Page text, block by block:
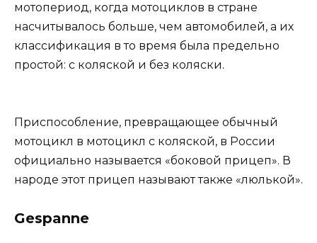
мотопериод, когда мотоциклов в стране
насчитывалось больше, чем автомобилей, а их
классификация в то время была предельно
простой: с коляской и без коляски.
Приспособление, превращающее обычный
мотоцикл в мотоцикл с коляской, в России
официально называется «боковой прицеп». В
народе этот прицеп называют также «люлькой».
Gespanne